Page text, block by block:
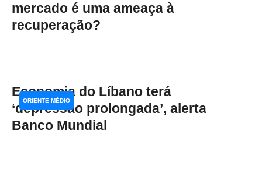
mercado é uma ameaça à
recuperação?
Economia do Líbano terá
‘depressão prolongada’, alerta
Banco Mundial
ORIENTE MÉDIO